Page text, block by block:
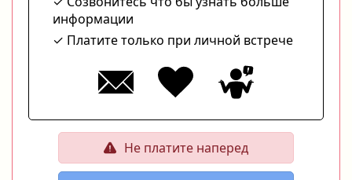
информации
Платите только при личной встрече
Не платите наперед